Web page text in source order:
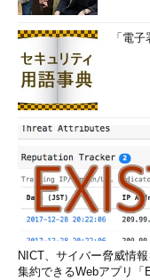
なお、UAC（ユーザ
Vistaで上記のコマンド
のアイコンを右クリッ
■手順
次にWindowsエクス
「
プトの場合は、以下
ren
「電
NICT、サイバー脅威情
集約できるWebアプリ「